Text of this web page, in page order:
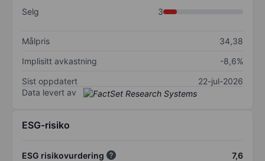
Selg
3
Målpris
34,38
Implisitt avkastning
-8,6%
Sist oppdatert
22-jul-2026
Data levert av
ESG-risiko
ESG risikovurdering
7,6